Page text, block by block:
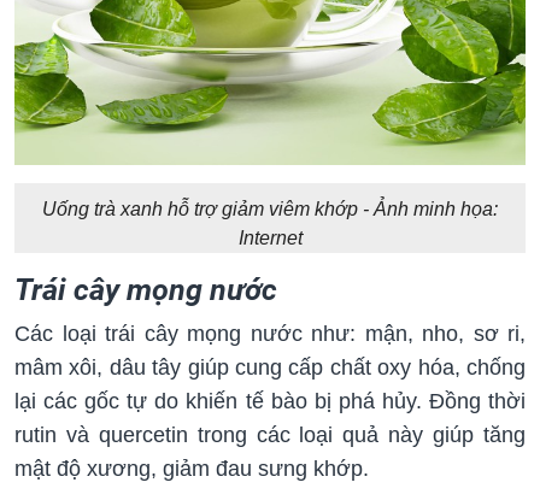
Uống trà xanh hỗ trợ giảm viêm khớp - Ảnh minh họa:
Internet
Trái cây mọng nước
Các loại trái cây mọng nước như: mận, nho, sơ ri,
mâm xôi, dâu tây giúp cung cấp chất oxy hóa, chống
lại các gốc tự do khiến tế bào bị phá hủy. Đồng thời
rutin và quercetin trong các loại quả này giúp tăng
mật độ xương, giảm đau sưng khớp.